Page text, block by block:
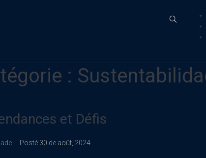
:
et Défis
Posté 30 de août, 2024